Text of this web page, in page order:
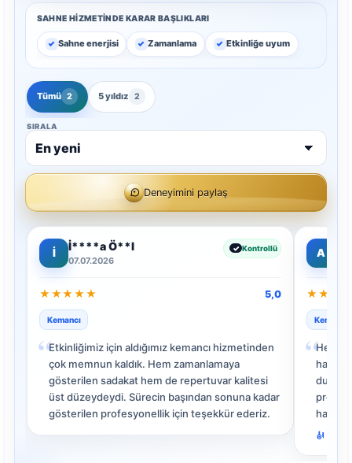
SAHNE HIZMETINDE KARAR BAŞLIKLARI
Sahne enerjisi Zamanlama Etkinliğe uyum
Tümü 2 5 yıldız 2
SIRALA
Deneyimini paylaş
İ İ****a Ö**l
07.07.2026
Kontrollü
★★★★★ 5,0
Kemancı
“Etkinliğimiz için aldığımız kemancı hizmetinden
çok memnun kaldık. Hem zamanlamaya
gösterilen sadakat hem de repertuvar kalitesi
üst düzeydeydi. Sürecin başından sonuna kadar
gösterilen profesyonellik için teşekkür ederiz.
A
★★
Kemancı
“Her
duruş
hale